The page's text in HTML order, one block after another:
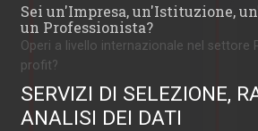
Sei un'Impresa, un'Istituzione,
un Professionista?
Operi a livello internazionale nel settore
profit?
SERVIZI DI SELEZIONE,
ANALISI DEI DATI